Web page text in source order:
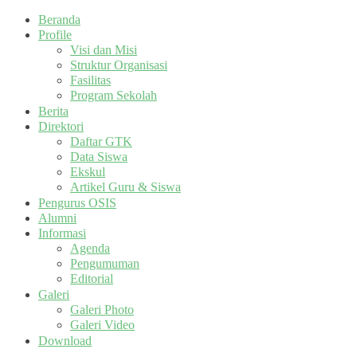
Beranda
Profile
Visi dan Misi
Struktur Organisasi
Fasilitas
Program Sekolah
Berita
Direktori
Daftar GTK
Data Siswa
Ekskul
Artikel Guru & Siswa
Pengurus OSIS
Alumni
Informasi
Agenda
Pengumuman
Editorial
Galeri
Galeri Photo
Galeri Video
Download